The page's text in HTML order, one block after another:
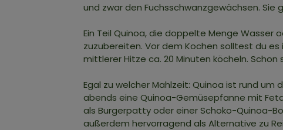
und zwar den Fuchsschwanzgewächsen.
Ein Teil Quinoa, die doppelte Menge
zuzubereiten. Vor dem Kochen solltest du
mittlerer Hitze ca. 20 Minuten köcheln.
Egal zu welcher Mahlzeit: Quinoa ist rund
abends eine Quinoa-Gemüsepfanne mit
als Burgerpatty oder einer Schoko-Quinoa-
außerdem hervorragend als Alternative zu